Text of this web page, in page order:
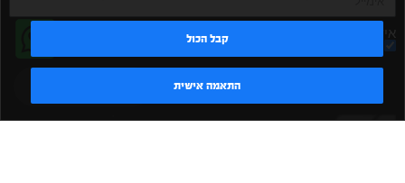
התאמה אישית
קבל הכול
אישור קבלת דיוור